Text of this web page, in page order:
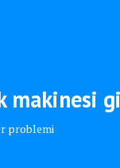
makinesi
problemi